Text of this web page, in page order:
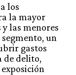
los
la mayor
las menores
un
gastos
de delito,